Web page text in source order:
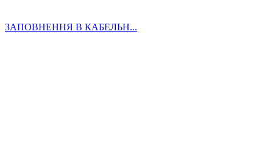
ЗАПОВНЕННЯ В КАБЕЛЬН...